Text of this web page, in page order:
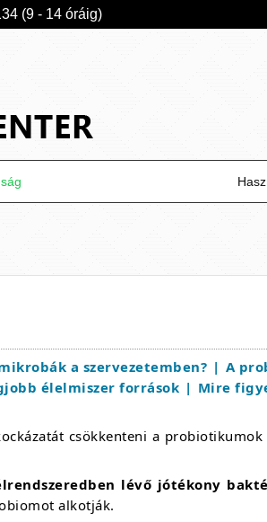
(9 - 14 óráig)
a szervezetemben?
A
élelmiszer források Mire
csökkenteni a
lévő jótékony
alkotják.